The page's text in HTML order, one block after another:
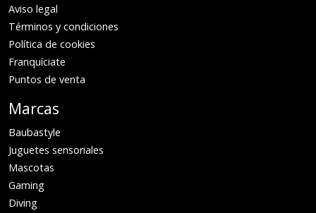
Aviso legal
Términos y condiciones
Política de cookies
Franquíciate
Puntos de venta
Marcas
Baubastyle
Juguetes sensoriales
Mascotas
Gaming
Diving